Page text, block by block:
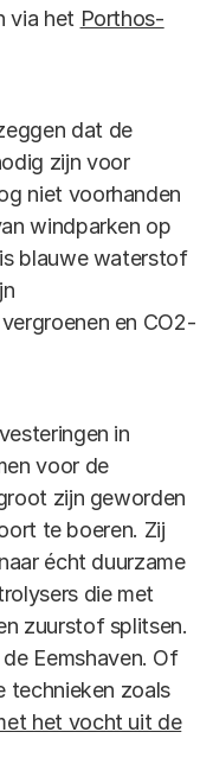
via het Porthos-
dat de
zijn voor
niet voorhanden
windparken op
blauwe waterstof
en CO2-
in
voor de
zijn geworden
te boeren. Zij
écht duurzame
die met
zuurstof splitsen.
Eemshaven. Of
technieken zoals
het vocht uit de